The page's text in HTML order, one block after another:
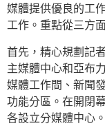
媒體提供優良的工
工作。重點從三方
首先，精心規劃記
主媒體中心和亞布
媒體工作間、新聞
功能分區。在開閉
各設立分媒體中心